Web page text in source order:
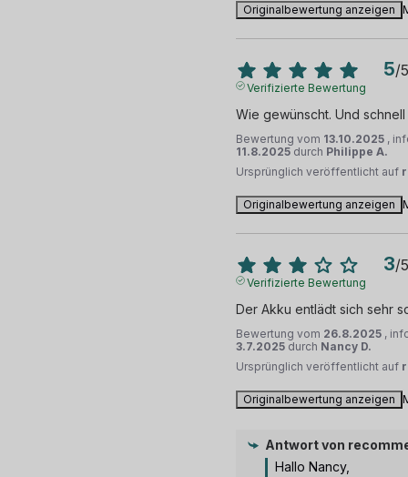
Originalbewertung anzeigen
5/5
Verifizierte Bewertung
Wie gewünscht. Und schnell
Bewertung vom 13.10.2025 ,
11.8.2025 durch Philippe A.
Ursprünglich veröffentlicht auf
Originalbewertung anzeigen
3/5
Verifizierte Bewertung
Der Akku entlädt sich sehr
Bewertung vom 26.8.2025 ,
3.7.2025 durch Nancy D.
Ursprünglich veröffentlicht auf
Originalbewertung anzeigen
Antwort von
Hallo Nancy,